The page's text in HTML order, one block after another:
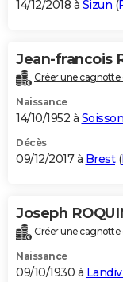
14/12/2018 à Sizun (
Jean-francois
Créer une cagnotte
Naissance
14/10/1952 à
Décès
09/12/2017 à Brest(
Joseph
Créer une cagnotte
Naissance
09/10/1930 à